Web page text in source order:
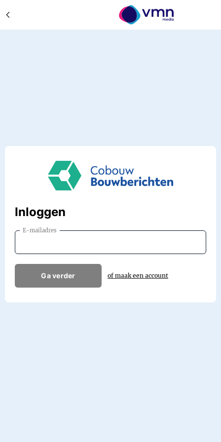
Inloggen
E-mailadres
Ga verder of maak een account